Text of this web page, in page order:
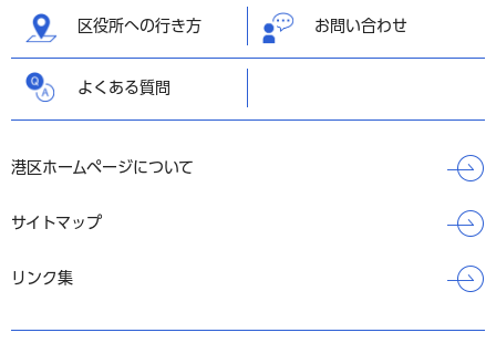
区役所への行き方 お問い合わせ
よくある質問
港区ホームページについて
サイトマップ
リンク集